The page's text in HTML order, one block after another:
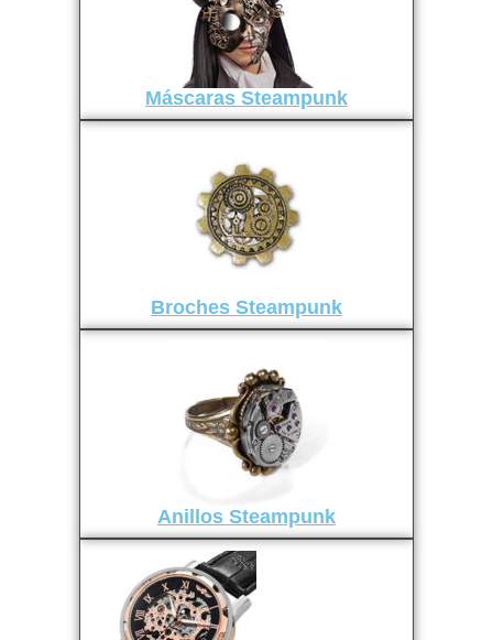
Máscaras Steampunk
Broches Steampunk
Anillos Steampunk